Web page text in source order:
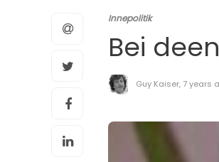
Innepolitik
Bei
Guy Kaiser, 7 years